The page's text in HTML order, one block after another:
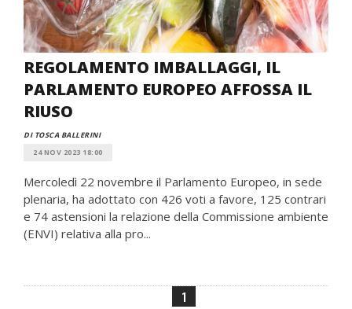
REGOLAMENTO IMBALLAGGI, IL
PARLAMENTO EUROPEO AFFOSSA IL
RIUSO
DI TOSCA BALLERINI
24 NOV 2023 18:00
Mercoledì 22 novembre il Parlamento Europeo, in sede
plenaria, ha adottato con 426 voti a favore, 125 contrari
e 74 astensioni la relazione della Commissione ambiente
(ENVI) relativa alla pro...
1